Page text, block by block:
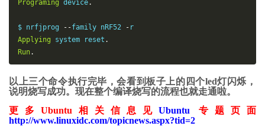
Programing device.
$ nrfjprog --family nRF52 - r
Applying
system reset .
Run.
以上三个命令执行完毕，会看到板子上的四个led灯闪烁，
说明烧写成功。现在整个编译烧写的流程也就走通啦。
更多Ubuntu相关信息见 Ubuntu 专题页面
http://www.linuxidc.com/topicnews.aspx?tid=2